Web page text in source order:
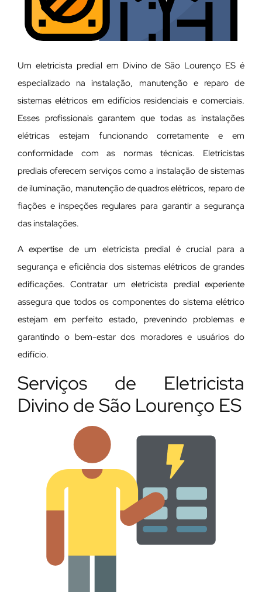
Um eletricista predial em Divino de São Lourenço ES é
especializado na instalação, manutenção e reparo de
sistemas elétricos em edifícios residenciais e comerciais.
Esses profissionais garantem que todas as instalações
elétricas estejam funcionando corretamente e em
conformidade com as normas técnicas. Eletricistas
prediais oferecem serviços como a instalação de sistemas
de iluminação, manutenção de quadros elétricos, reparo de
fiações e inspeções regulares para garantir a segurança
das instalações.
A expertise de um eletricista predial é crucial para a
segurança e eficiência dos sistemas elétricos de grandes
edificações. Contratar um eletricista predial experiente
assegura que todos os componentes do sistema elétrico
estejam em perfeito estado, prevenindo problemas e
garantindo o bem-estar dos moradores e usuários do
edifício.
Serviços de Eletricista
Divino de São Lourenço ES